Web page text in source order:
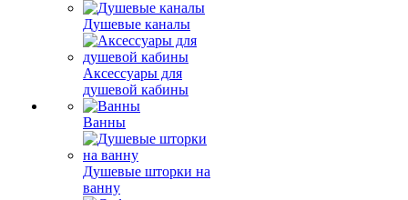
Душевые каналы
Аксессуары для
душевой кабины
Ванны
Душевые шторки на
ванну